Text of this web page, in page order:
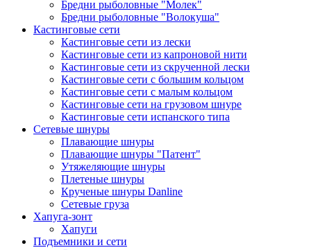
Бредни рыболовные "Молек"
Бредни рыболовные "Волокуша"
Кастинговые сети
Кастинговые сети из лески
Кастинговые сети из капроновой нити
Кастинговые сети из скрученной лески
Кастинговые сети с большим кольцом
Кастинговые сети с малым кольцом
Кастинговые сети на грузовом шнуре
Кастинговые сети испанского типа
Сетевые шнуры
Плавающие шнуры
Плавающие шнуры "Патент"
Утяжеляющие шнуры
Плетеные шнуры
Крученые шнуры Danline
Сетевые груза
Хапуга-зонт
Хапуги
Подъемники и сети